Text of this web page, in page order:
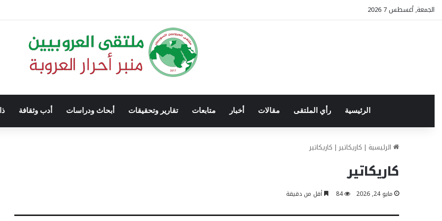
الجمعة, أغسطس 7 2026
الرئيسية رأي الملتقى مقالات أخبار متابعات تقارير وتحقيقات أبحاث ودراسات أدب وثقافة
الرئيسية | كاريكاتير | كاريكاتير
كاريكاتير
مايو 24, 2026 84 أقل من دقيقة